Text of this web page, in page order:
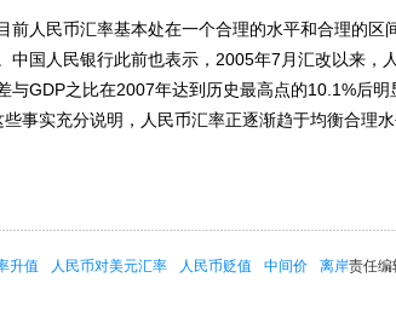
人民币汇率基本处在一个合理的水平和合理的区
中国人民银行此前也表示，2005年7月汇改以来，
GDP之比在2007年达到历史最高点的10.1%后明
事实充分说明，人民币汇率正逐渐趋于均衡合理
责任编
升值 人民币对美元汇率 人民币贬值 中间价
离岸